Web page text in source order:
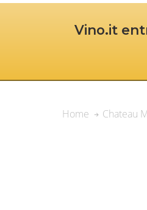
Vino.it
Home Chateau